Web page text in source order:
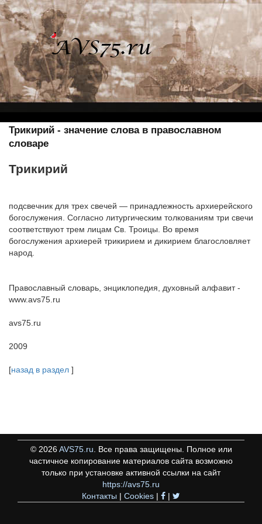
Трикирий - значение слова в православном
словаре
Трикирий
подсвечник для трех свечей — принадлежность архиерейского
богослужения. Согласно литургическим толкованиям три свечи
соответствуют трем лицам Св. Троицы. Во время
богослужения архиерей трикирием и дикирием благословляет
народ.
Православный словарь, энциклопедия, духовный алфавит -
www.avs75.ru
avs75.ru
2009
[назад в раздел ]
© 2026 AVS75.ru . Все права защищены. Полное или
частичное копирование материалов сайта возможно
только при установке активной ссылки на сайт
https://avs75.ru
Контакты | Cookies | |